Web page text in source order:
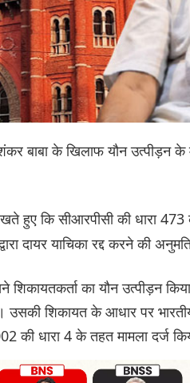
शंकर बाबा के खिलाफ यौन
हुए कि सीआरपीसी की धारा
दायर याचिका रद्द करने की
शिकायतकर्ता का यौन उत्पीड़न
शिकायत के आधार पर
की धारा 4 के तहत मामला दर्ज